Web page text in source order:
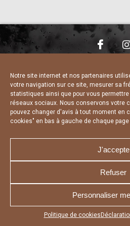
Notre site internet et nos partenaires
votre navigation sur ce site, mesurer sa
statistiques ainsi que pour vous
réseaux sociaux. Nous conservons votre
pouvez changer d'avis à tout moment en
cookies" en bas à gauche de chaque
J'accepte
Refuser
Personnaliser
Politique de cookies
Appuyez sur le bouton partager en bas
CHARTE DE CONFIDENTIALITÉ
POLITIQUE
RÉALISÉ PAR